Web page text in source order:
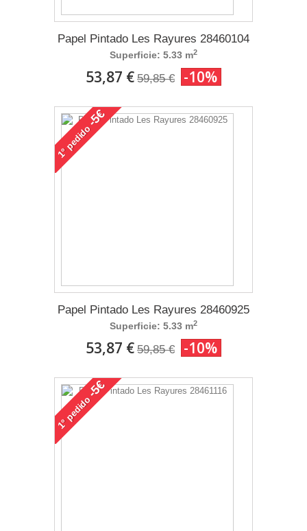
Papel Pintado Les Rayures 28460104
Superficie: 5.33 m2
53,87 € 59,85 € -10%
1°
pedido
-5€
Papel Pintado Les Rayures 28460925
Superficie: 5.33 m2
53,87 € 59,85 € -10%
1°
pedido
-5€